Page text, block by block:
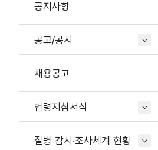
공지사항
공고/공시
채용공고
법령지침서식
질병 감시·조사체계 현황